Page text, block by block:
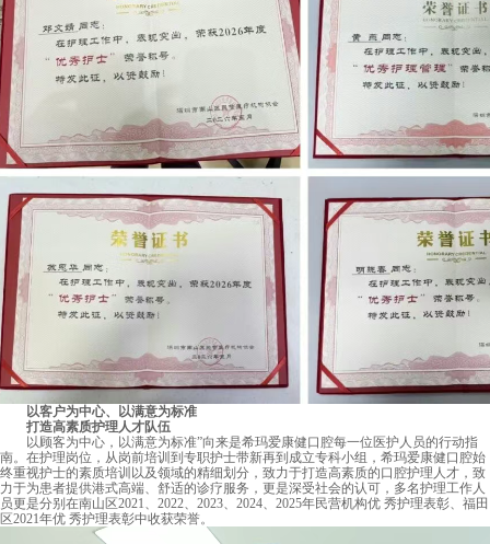
以客户为中心、以满意为标准
打造高素质护理人才队伍
以顾客为中心，以满意为标准”向来是希玛爱康健口腔每一位医护人员的行动指
南。在护理岗位，从岗前培训到专职护士带新再到成立专科小组，希玛爱康健口腔始
终重视护士的素质培训以及领域的精细划分，致力于打造高素质的口腔护理人才，致
力于为患者提供港式高端、舒适的诊疗服务，更是深受社会的认可，多名护理工作人
员更是分别在南山区2021、2022、2023、2024、2025年民营机构优 秀护理表彰、福田
区2021年优 秀护理表彰中收获荣誉。